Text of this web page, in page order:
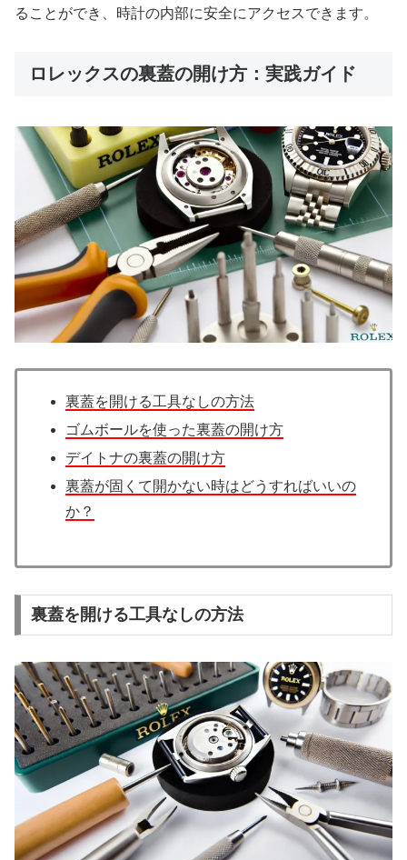
ることができ、時計の内部に安全にアクセスできます。
ロレックスの裏蓋の開け方：実践ガイド
裏蓋を開ける工具なしの方法
ゴムボールを使った裏蓋の開け方
デイトナの裏蓋の開け方
裏蓋が固くて開かない時はどうすればいいの
か？
裏蓋を開ける工具なしの方法